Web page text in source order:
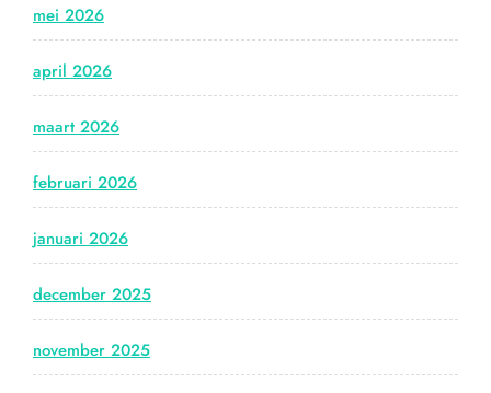
mei 2026
april 2026
maart 2026
februari 2026
januari 2026
december 2025
november 2025